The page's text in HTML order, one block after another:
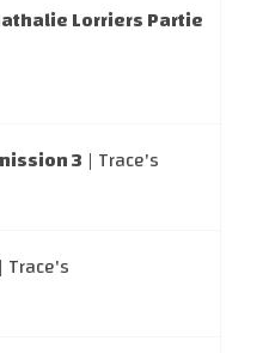
Lorriers Partie
3 | Trace's
| Trace's